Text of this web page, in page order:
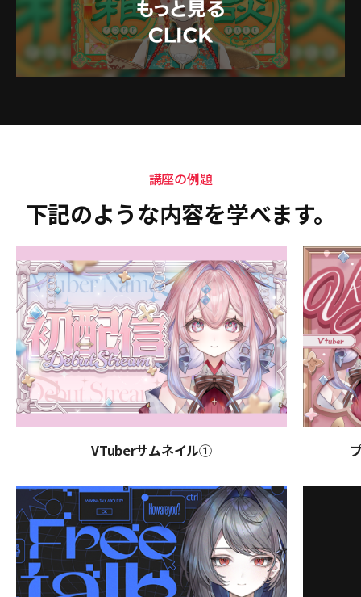
講座の例題
下記のような内容を学べます。
VTuberサムネイル①